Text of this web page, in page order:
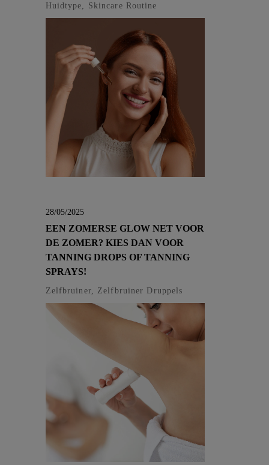
Huidtype, Skincare Routine
28/05/2025
EEN ZOMERSE GLOW NET VOOR
DE ZOMER? KIES DAN VOOR
TANNING DROPS OF TANNING
SPRAYS!
Zelfbruiner, Zelfbruiner Druppels